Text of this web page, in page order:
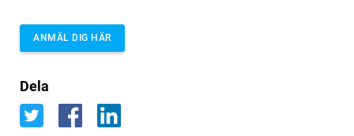
ANMÄL DIG HÄR
Dela